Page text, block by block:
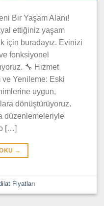
Bir Yaşam Alanı!
ettiğiniz yaşam
için buradayız. Evinizi
fonksiyonel
🔧 Hizmet
ve Yenileme: Eski
uygun,
dönüştürüyoruz.
düzenlemeleriyle
[…]
→
Fiyatları